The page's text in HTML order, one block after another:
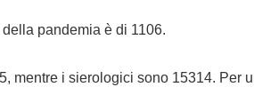
della pandemia è di 1106.
mentre i sierologici sono 15314. Per